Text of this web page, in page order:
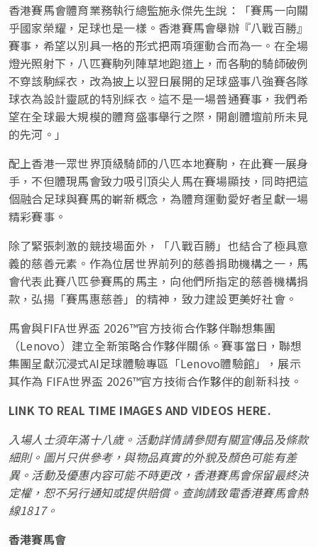
香港賽馬會體育業務執行總監施永傑先生說：「賽馬一向關
乎國家榮耀，足球也是一樣。香港賽馬會舉辦『八戰百勝』
賽事，希望以別具一格的形式把兩項運動合而為一。在全場
燈光照射下，八匹賽駒列陣草地跑道上，而各駒的騎師破例
不穿該駒綵衣，改為披上以翌日展開的足球盛事八強賽各隊
球衣為設計靈感的特別綵衣。這不是一場普通賽事，我們希
望在全球最大規模的體育盛事舉行之際，開創體壇前所未見
的先河。」
配上香港一眾世界頂級騎師的八匹本地賽駒，在此賽一展身
手，不但體現馬會致力吸引頂尖人馬在賽場顯技，同時把這
個融合足球與賽馬的嶄新概念，為體育運動愛好者呈獻一場
精彩賽事。
除了緊張刺激的競技場面外，「八戰百勝」也結合了極具意
義的慈善元素。作為位居世界前列的慈善捐助機構之一，馬
會代表此賽八匹參賽馬的馬主，向他們所指定的慈善機構捐
款，弘揚「賽馬惠慈善」的精神，致力建設更美好社會。
馬會與FIFA世界盃 2026™官方技術合作夥伴聯想集團
（Lenovo）建立全新策略合作夥伴關係。賽事當日，聯想
集團呈獻沉浸式AI足球體驗專區「Lenovo體驗館」，展示
其作為 FIFA世界盃 2026™官方技術合作夥伴的創新科技。
LINK TO REAL TIME IMAGES AND VIDEOS HERE.
入場人士須年滿十八歲。活動詳情請參閱有關宣傳品及條款
細則。圖片只供參考，與物品真實的外貌及顏色可能有差
異。活動及優惠内容可能不時更改，香港賽馬會保留最終決
定權，恕不另行通知或提供賠償。查詢請致電香港賽馬會熱
線1817。
香港賽馬會